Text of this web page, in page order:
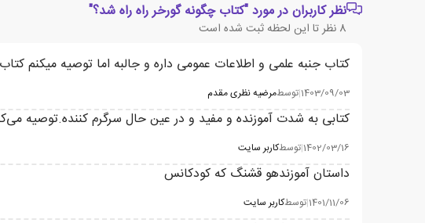
نظر کاربران در مورد "کتاب چگونه گورخر راه راه شد؟"
8 نظر تا این لحظه ثبت شده است
کتاب جنبه علمی و اطلاعات عمومی داره و جالبه اما توصیه میکنم
1403/09/03
|توسطمرضیه نظری مقدم
کتابی به شدت آموزنده و مفید و در عین حال سرگرم کننده.توصیه
1402/03/16
|توسطکاربر سایت
داستان آموزندهو قشنگ که کودکانس
1401/11/06
|توسطکاربر سایت